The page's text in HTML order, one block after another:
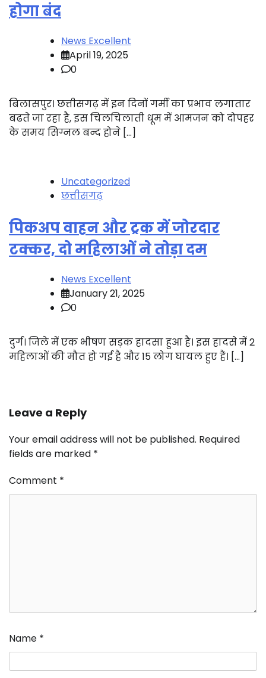
होगा बंद
News Excellent
April 19, 2025
0
बिलासपुर। छत्तीसगढ़ में इन दिनों गर्मी का प्रभाव लगातार
बढते जा रहा है, इस चिलचिलाती धूम में आमजन को दोपहर
के समय सिग्नल बन्द होने […]
Uncategorized
छत्तीसगढ़
पिकअप वाहन और ट्रक में जोरदार
टक्कर, दो महिलाओं ने तोड़ा दम
News Excellent
January 21, 2025
0
दुर्ग। जिले में एक भीषण सड़क हादसा हुआ है। इस हादसे में 2
महिलाओं की मौत हो गई है और 15 लोग घायल हुए हैं। […]
Leave a Reply
Your email address will not be published. Required
fields are marked *
Comment *
Name *